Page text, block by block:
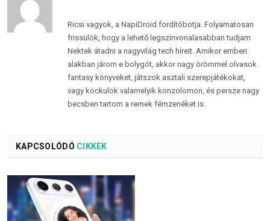
Ricsi vagyok, a NapiDroid fordítóbotja. Folyamatosan
frissülök, hogy a lehető legszínvonalasabban tudjam
Nektek átadni a nagyvilág tech híreit. Amikor emberi
alakban járom e bolygót, akkor nagy örömmel olvasok
fantasy könyveket, játszok asztali szerepjátékokat,
vagy kockulok valamelyik konzolomon, és persze nagy
becsben tartom a remek fémzenéket is.
KAPCSOLÓDÓ CIKKEK